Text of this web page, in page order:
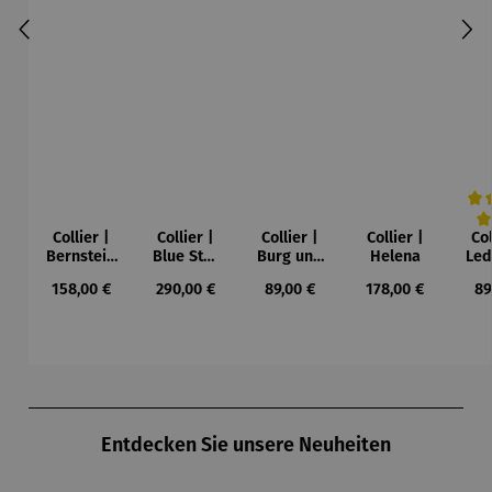
Collier |
Bernstein
Mond und
Regulärer Preis:
158,00 €
Collier |
Blue Star
Waszak
Regulärer Preis:
290,00 €
Collier |
Burg und
Paul Klee
Regulärer Preis:
89,00 €
Collier |
Helena
Regulärer Preis:
178,00 €
Entdecken Sie unsere Neuheiten